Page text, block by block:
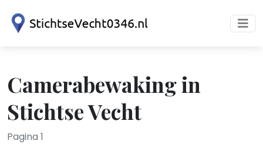
Camerabewaking in
Stichtse Vecht
Pagina 1